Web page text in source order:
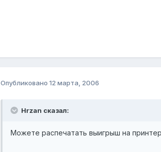
Опубликовано 12 марта, 2006
Hrzan сказал:
Можете распечатать выигрыш на